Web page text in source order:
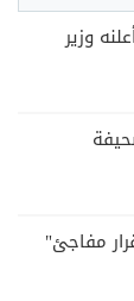
وزير
مفاجئ"